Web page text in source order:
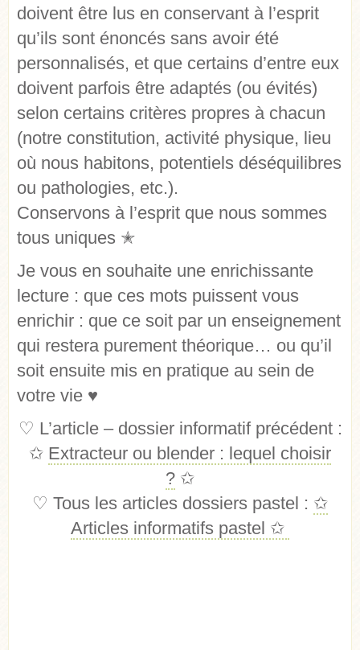
doivent être lus en conservant à l’esprit
qu’ils sont énoncés sans avoir été
personnalisés, et que certains d’entre eux
doivent parfois être adaptés (ou évités)
selon certains critères propres à chacun
(notre constitution, activité physique, lieu
où nous habitons, potentiels déséquilibres
ou pathologies, etc.).
Conservons à l’esprit que nous sommes
tous uniques ✭
Je vous en souhaite une enrichissante
lecture : que ces mots puissent vous
enrichir : que ce soit par un enseignement
qui restera purement théorique… ou qu’il
soit ensuite mis en pratique au sein de
votre vie ♥
♡ L’article – dossier informatif précédent :
✩ Extracteur ou blender : lequel choisir
? ✩
♡ Tous les articles dossiers pastel : ✩
Articles informatifs pastel ✩